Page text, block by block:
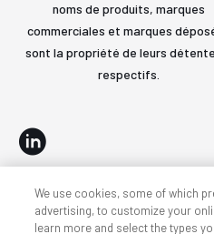
noms de produits, marques
commerciales et marques
sont la propriété de leurs
respectifs.
Accessibilité
We use cookies, some of which
advertising, to customize your
learn more and select the types